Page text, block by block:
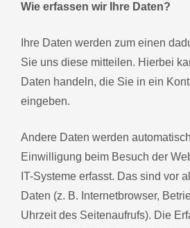
Wie erfassen wir Ihre Daten?
Ihre Daten werden zum einen
Sie uns diese mitteilen. Hierbei
Daten handeln, die Sie in ein
eingeben.
Andere Daten werden
Einwilligung beim Besuch der
IT-Systeme erfasst. Das sind vor
Daten (z. B. Internetbrowser,
Uhrzeit des Seitenaufrufs). Die